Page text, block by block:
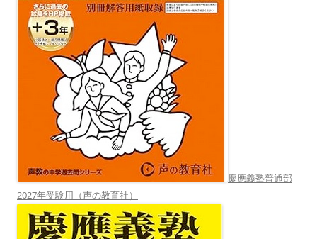
慶應義塾普通部
2027年受験用（声の教育社）